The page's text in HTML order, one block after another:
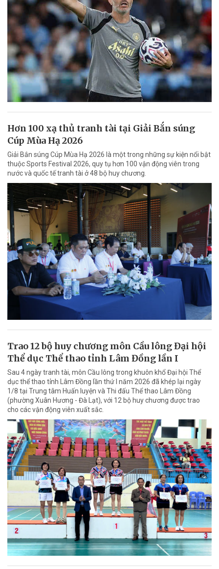
Hơn 100 xạ thủ tranh tài tại Giải Bắn súng
Cúp Mùa Hạ 2026
Giải Bắn súng Cúp Mùa Hạ 2026 là một trong những sự kiện nổi bật
thuộc Sports Festival 2026, quy tụ hơn 100 vận động viên trong
nước và quốc tế tranh tài ở 48 bộ huy chương.
Trao 12 bộ huy chương môn Cầu lông Đại hội
Thể dục Thể thao tỉnh Lâm Đồng lần I
Sau 4 ngày tranh tài, môn Cầu lông trong khuôn khổ Đại hội Thể
dục thể thao tỉnh Lâm Đồng lần thứ I năm 2026 đã khép lại ngày
1/8 tại Trung tâm Huấn luyện và Thi đấu Thể thao Lâm Đồng
(phường Xuân Hương - Đà Lạt), với 12 bộ huy chương được trao
cho các vận động viên xuất sắc.